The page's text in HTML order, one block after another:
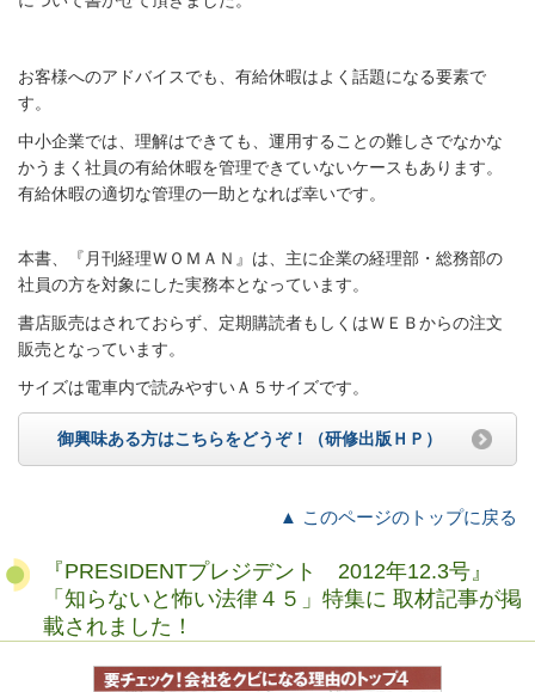
お客様へのアドバイスでも、有給休暇はよく話題になる要素で
す。
中小企業では、理解はできても、運用することの難しさでなかな
かうまく社員の有給休暇を管理できていないケースもあります。
有給休暇の適切な管理の一助となれば幸いです。
本書、『月刊経理ＷＯＭＡＮ』は、主に企業の経理部・総務部の
社員の方を対象にした実務本となっています。
書店販売はされておらず、定期購読者もしくはＷＥＢからの注文
販売となっています。
サイズは電車内で読みやすいＡ５サイズです。
御興味ある方はこちらをどうぞ！（研修出版ＨＰ）
▲ このページのトップに戻る
『PRESIDENTプレジデント 2012年12.3号』
「知らないと怖い法律４５」特集に 取材記事が掲
載されました！